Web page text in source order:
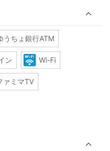
うちょ銀行ATM
ン Wi-Fi
ァミマTV